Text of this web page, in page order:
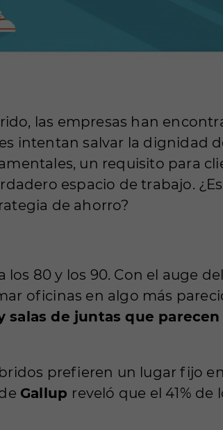
las empresas han
intentan salvar la dignidad
un requisito para
espacio de trabajo.
de ahorro?
80 y los 90. Con el auge
oficinas en algo más
de juntas que
prefieren un lugar fijo
Gallup reveló que el 41% de